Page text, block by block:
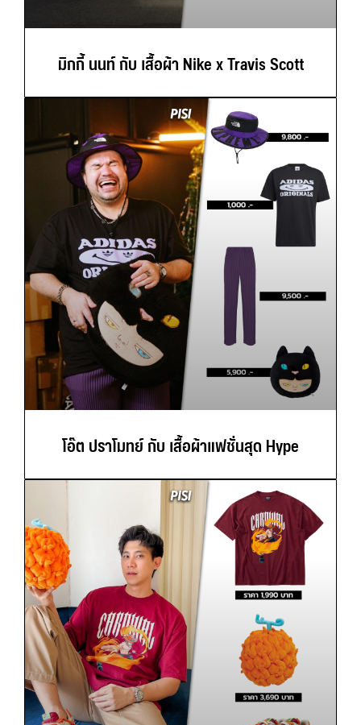
มิกกี้ นนท์ กับ เสื้อผ้า Nike x Travis Scott
โอ๊ต ปราโมทย์ กับ เสื้อผ้าแฟชั่นสุด Hype